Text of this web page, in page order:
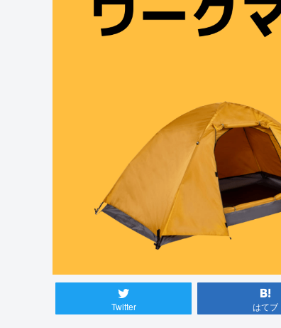
Twitter はてブ